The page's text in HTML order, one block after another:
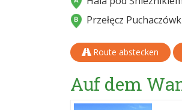
Przełęcz
Route abstecken
Auf dem